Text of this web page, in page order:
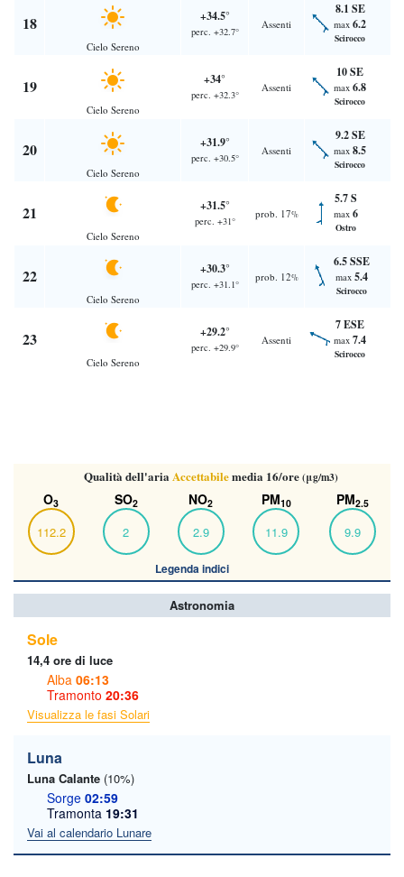
18
Cielo Sereno
+34.5°
perc. +32.7°
Assenti
8.1 SE
max 6.2
Scirocco
19
Cielo Sereno
+34°
perc. +32.3°
Assenti
10 SE
max 6.8
Scirocco
20
Cielo Sereno
+31.9°
perc. +30.5°
Assenti
9.2 SE
max 8.5
Scirocco
21
Cielo Sereno
+31.5°
perc. +31°
prob. 17%
5.7 S
max 6
Ostro
22
Cielo Sereno
+30.3°
perc. +31.1°
prob. 12%
6.5 SSE
max 5.4
Scirocco
23
Cielo Sereno
+29.2°
perc. +29.9°
Assenti
7 ESE
max 7.4
Scirocco
Qualità dell'aria Accettabilemedia 16/ore(μg/m3)
O3
112.2
SO2
2
NO2
2.9
PM10
11.9
PM2.5
9.9
Legenda indici
Astronomia
Sole
14,4 ore di luce
Alba 06:13
Tramonto 20:36
Visualizza le fasi Solari
Luna
Luna Calante (10%)
Sorge 02:59
Tramonta 19:31
Vai al calendario Lunare